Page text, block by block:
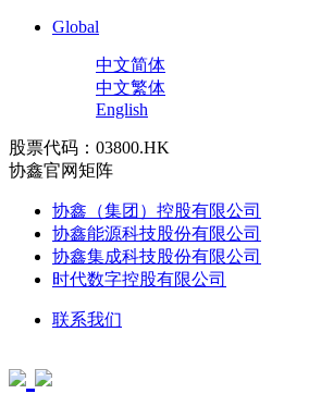
Global
中文简体
中文繁体
English
股票代码：03800.HK
协鑫官网矩阵
协鑫（集团）控股有限公司
协鑫能源科技股份有限公司
协鑫集成科技股份有限公司
时代数字控股有限公司
联系我们